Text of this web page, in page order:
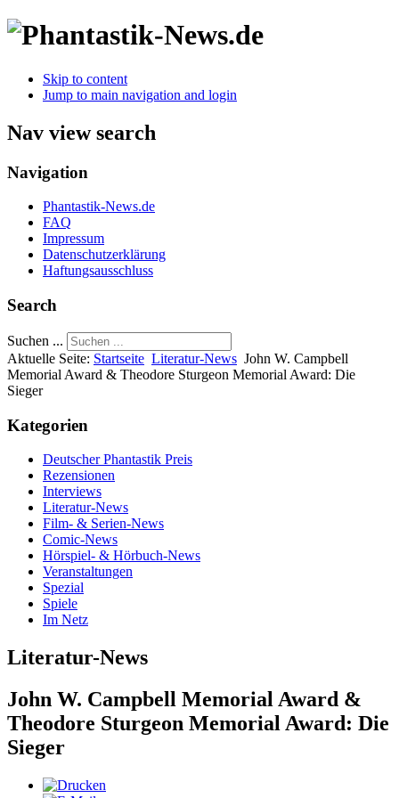
Skip to content
Jump to main navigation and login
Nav view search
Navigation
Phantastik-News.de
FAQ
Impressum
Datenschutzerklärung
Haftungsausschluss
Search
Suchen ...
Aktuelle Seite: Startseite Literatur-News John W. Campbell
Memorial Award & Theodore Sturgeon Memorial Award: Die
Sieger
Kategorien
Deutscher Phantastik Preis
Rezensionen
Interviews
Literatur-News
Film- & Serien-News
Comic-News
Hörspiel- & Hörbuch-News
Veranstaltungen
Spezial
Spiele
Im Netz
Literatur-News
John W. Campbell Memorial Award &
Theodore Sturgeon Memorial Award: Die
Sieger